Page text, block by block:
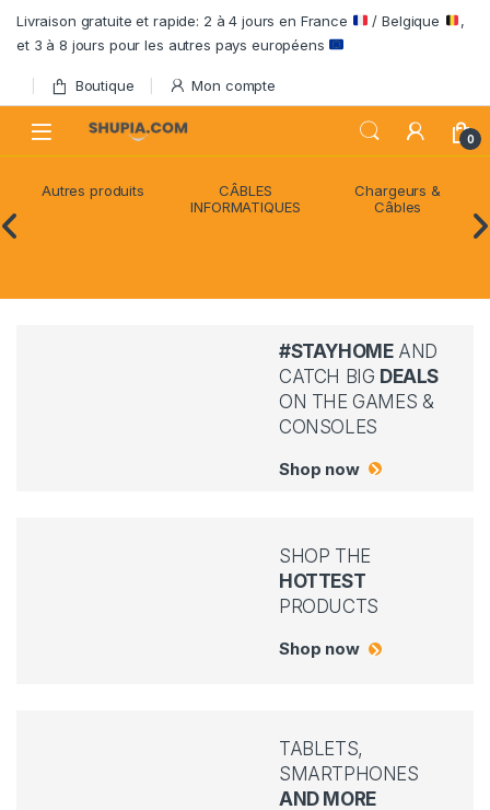
Livraison gratuite et rapide: 2 à 4 jours en France / Belgique
,
et 3 à 8 jours pour les autres pays européens
Boutique Mon compte
Open 0
Autres produits
CÂBLES
INFORMATIQUES
Chargeurs &
Câbles
#STAYHOMEAND
CATCH BIG DEALS
ON THE GAMES &
CONSOLES
Shop now
SHOP THE
HOTTEST
PRODUCTS
Shop now
TABLETS,
SMARTPHONES
AND MORE